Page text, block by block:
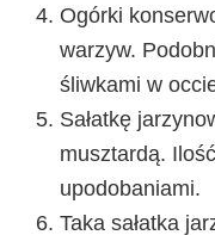
Ogórki
warzyw.
śliwkami w
Sałatkę
musztardą.
upodobaniami.
Taka sałatka